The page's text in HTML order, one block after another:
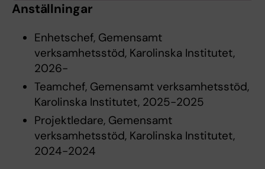
Anställningar
Enhetschef, Gemensamt
verksamhetsstöd, Karolinska Institutet,
2026-
Teamchef, Gemensamt verksamhetsstöd,
Karolinska Institutet, 2025-2025
Projektledare, Gemensamt
verksamhetsstöd, Karolinska Institutet,
2024-2024